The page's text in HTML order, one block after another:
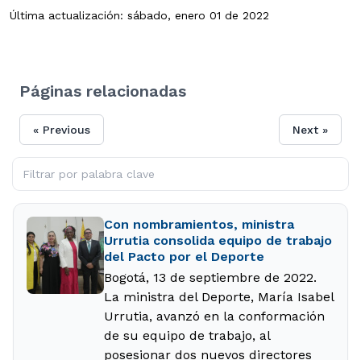
Última actualización: sábado, enero 01 de 2022
Páginas relacionadas
« Previous Next »
Con nombramientos, ministra
Urrutia consolida equipo de trabajo
del Pacto por el Deporte
Bogotá, 13 de septiembre de 2022.
La ministra del Deporte, María Isabel
Urrutia, avanzó en la conformación
de su equipo de trabajo, al
posesionar dos nuevos directores